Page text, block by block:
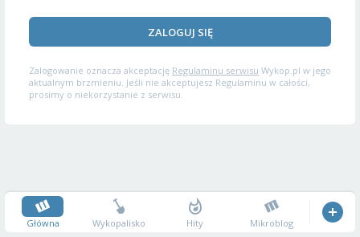
ZALOGUJ SIĘ
Zalogowanie oznacza akceptację Regulaminu serwisu Wykop.pl w jego
aktualnym brzmieniu. Jeśli nie akceptujesz Regulaminu w całości,
prosimy o niekorzystanie z serwisu.
Główna Wykopalisko Hity Mikroblog